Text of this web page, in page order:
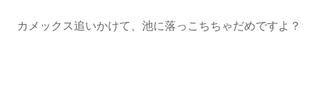
カメックス追いかけて、池に落っこちちゃだめですよ？